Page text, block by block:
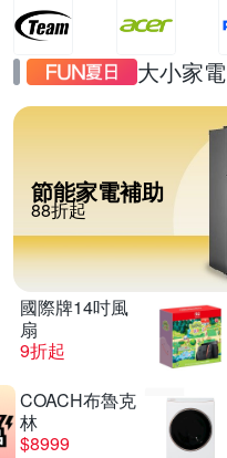
大小家電
節能家電補助
88折起
國際牌14吋風
扇
9折起
COACH布魯克
林
$8999